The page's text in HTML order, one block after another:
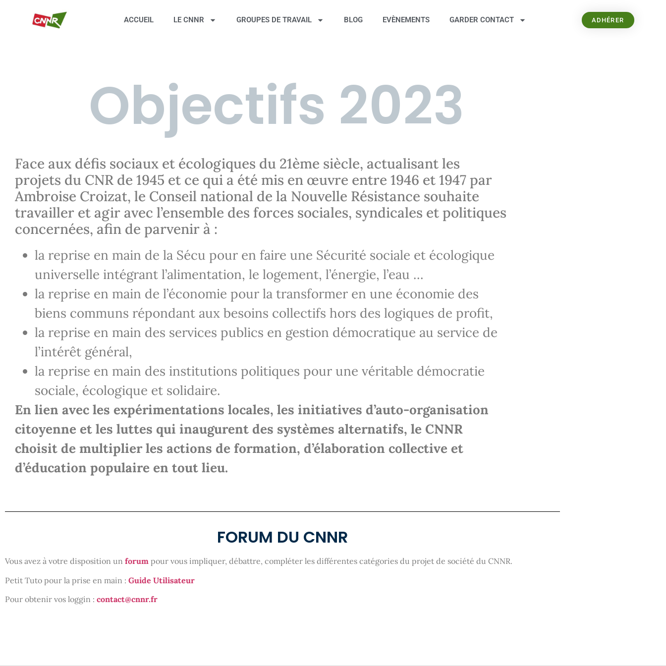
ACCUEIL LE CNNR GROUPES DE TRAVAIL BLOG EVÈNEMENTS GARDER CONTACT ADHÉRER
Objectifs 2023
Face aux défis sociaux et écologiques du 21ème siècle, actualisant les
projets du CNR de 1945 et ce qui a été mis en œuvre entre 1946 et 1947 par
Ambroise Croizat, le Conseil national de la Nouvelle Résistance souhaite
travailler et agir avec l’ensemble des forces sociales, syndicales et politiques
concernées, afin de parvenir à :
la reprise en main de la Sécu pour en faire une Sécurité sociale et écologique
universelle intégrant l’alimentation, le logement, l’énergie, l’eau …
la reprise en main de l’économie pour la transformer en une économie des
biens communs répondant aux besoins collectifs hors des logiques de profit,
la reprise en main des services publics en gestion démocratique au service de
l’intérêt général,
la reprise en main des institutions politiques pour une véritable démocratie
sociale, écologique et solidaire.
En lien avec les expérimentations locales, les initiatives d’auto-organisation
citoyenne et les luttes qui inaugurent des systèmes alternatifs, le CNNR
choisit de multiplier les actions de formation, d’élaboration collective et
d’éducation populaire en tout lieu.
FORUM DU CNNR
Vous avez à votre disposition un forum pour vous impliquer, débattre, compléter les différentes catégories du projet de société du CNNR.
Petit Tuto pour la prise en main : Guide Utilisateur
Pour obtenir vos loggin : contact@cnnr.fr